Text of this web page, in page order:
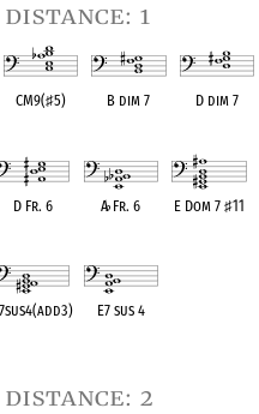
1
CM9(♯5) B dim 7 D dim 7
D Fr. 6 A♭Fr. 6 E Dom 7 ♯11
E7 sus 4
2